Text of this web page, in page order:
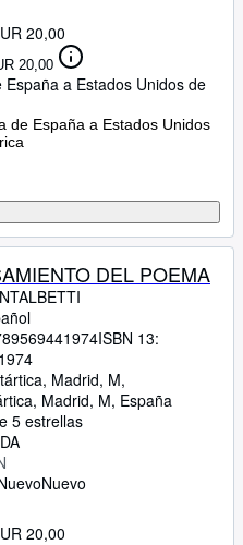
20,00
20,00
España a Estados Unidos de
de España a Estados Unidos
DEL POEMA
ISBN 13:
Madrid, M,
, Madrid, M, España
5 estrellas
Nuevo
20,00